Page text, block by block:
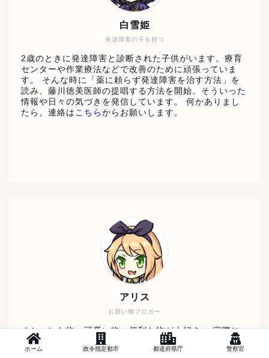
発達障害の子を持つ
白雪姫
2歳のときに発達障害と診断された子供がいます。療育
センターや作業療法などで改善のために頑張っていま
す。 そんな時に「薬に頼らず発達障害を治す方法」を
読み、藤川徳美医師の提唱する方法を開始。そういった
情報や日々の気づきを発信しています。 何かありまし
たら、連絡は こちら からお願いします。
お買い物ブロガー
アリス
オシャレな物、可愛い物、便利な物が大好き。 実際に
使ってみて、「これはみんなにも使ってほしい！」と思
える物を紹介していきます。 商品の紹介依頼等ござい
ホーム 政令指定都市 都道府県庁 警察官